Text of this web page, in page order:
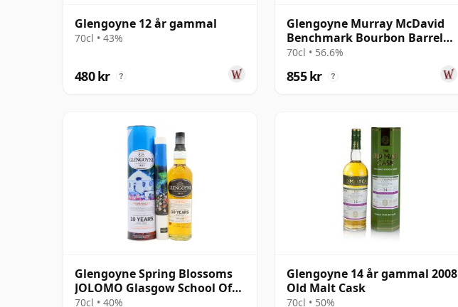
Glengoyne 12 år gammal
70cl • 43%
480 kr ?
Glengoyne Murray McDavid
Benchmark Bourbon Barrel
Single Mal 2014 11 år gammal
70cl • 56.6%
855 kr ?
Glengoyne Spring Blossoms
JOLOMO Glasgow School Of
Art Hig 10 år gammal
70cl • 40%
Glengoyne 14 år gammal 2008
Old Malt Cask
70cl • 50%